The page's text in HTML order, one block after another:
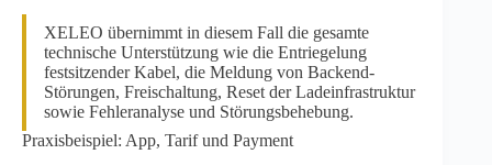
XELEO übernimmt in diesem Fall die gesamte
technische Unterstützung wie die Entriegelung
festsitzender Kabel, die Meldung von Backend-
Störungen, Freischaltung, Reset der Ladeinfrastruktur
sowie Fehleranalyse und Störungsbehebung.
Praxisbeispiel: App, Tarif und Payment